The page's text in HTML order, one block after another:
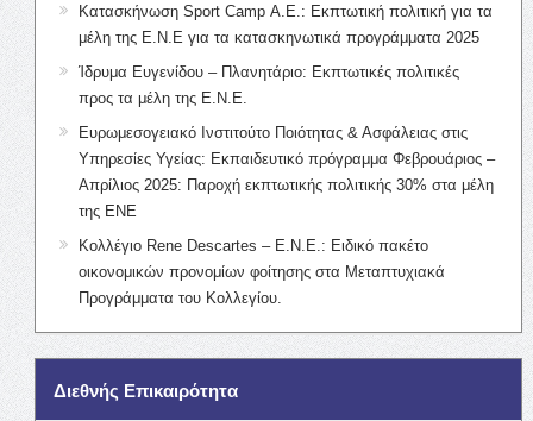
Κατασκήνωση Sport Camp Α.Ε.: Εκπτωτική πολιτική για τα
μέλη της Ε.Ν.Ε για τα κατασκηνωτικά προγράμματα 2025
Ίδρυμα Ευγενίδου – Πλανητάριο: Εκπτωτικές πολιτικές
προς τα μέλη της Ε.Ν.Ε.
Ευρωμεσογειακό Ινστιτούτο Ποιότητας & Ασφάλειας στις
Υπηρεσίες Υγείας: Εκπαιδευτικό πρόγραμμα Φεβρουάριος –
Απρίλιος 2025: Παροχή εκπτωτικής πολιτικής 30% στα μέλη
της ΕΝΕ
Κολλέγιο Rene Descartes – Ε.Ν.Ε.: Ειδικό πακέτο
οικονομικών προνομίων φοίτησης στα Μεταπτυχιακά
Προγράμματα του Κολλεγίου.
Διεθνής Επικαιρότητα